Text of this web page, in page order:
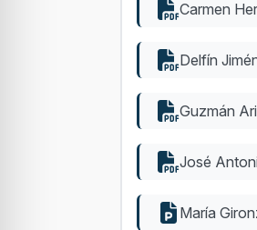
Carmen
Delfín
Guzmán
José
María